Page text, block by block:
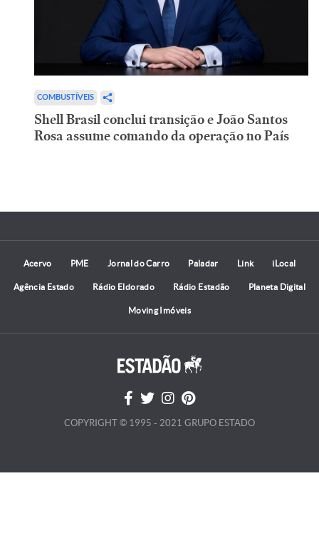
COMBUSTÍVEIS
Shell Brasil conclui transição e João Santos
Rosa assume comando da operação no País
Acervo PME Jornal do Carro Paladar Link iLocal
Agência Estado Rádio Eldorado Rádio Estadão Planeta Digital
Moving Imóveis
COPYRIGHT © 1995 - 2021 GRUPO ESTADO